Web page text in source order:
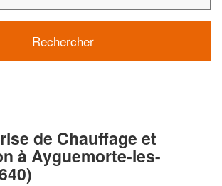
de Chauffage et
à Ayguemorte-les-
Augmentez votrechiffre
vosmargestout en gagnant